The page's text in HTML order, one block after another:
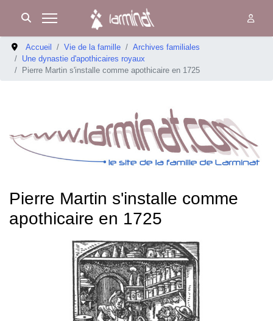
Accueil Vie de la famille
Archives familiales
Une dynastie d'apothicaires royaux
Pierre Martin s'installe comme apothicaire en 1725
Pierre Martin s'installe comme
apothicaire en 1725